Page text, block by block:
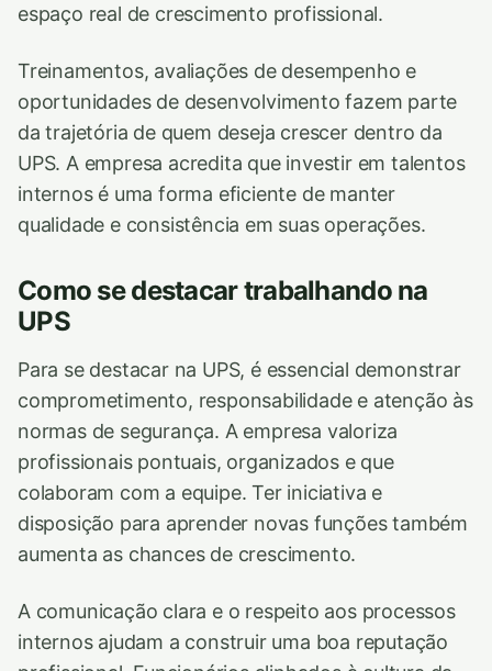
espaço real de crescimento profissional.
Treinamentos, avaliações de desempenho e
oportunidades de desenvolvimento fazem parte
da trajetória de quem deseja crescer dentro da
UPS. A empresa acredita que investir em talentos
internos é uma forma eficiente de manter
qualidade e consistência em suas operações.
Como se destacar trabalhando na
UPS
Para se destacar na UPS, é essencial demonstrar
comprometimento, responsabilidade e atenção às
normas de segurança. A empresa valoriza
profissionais pontuais, organizados e que
colaboram com a equipe. Ter iniciativa e
disposição para aprender novas funções também
aumenta as chances de crescimento.
A comunicação clara e o respeito aos processos
internos ajudam a construir uma boa reputação